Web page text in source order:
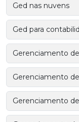
Ged nas nuvens
Ged para
Gerenciamento
Gerenciamento
Gerenciamento